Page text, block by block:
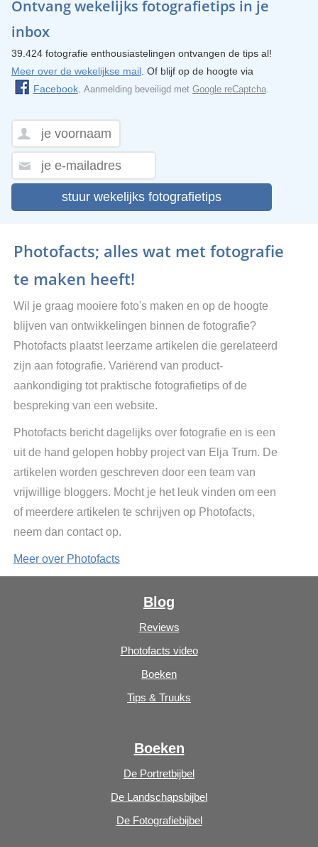
Ontvang wekelijks fotografietips in je
inbox
39.424 fotografie enthousiastelingen ontvangen de tips al!
Meer over de wekelijkse mail. Of blijf op de hoogte via
Facebook. Aanmelding beveiligd met Google reCaptcha.
stuur wekelijks fotografietips
Photofacts; alles wat met fotografie
te maken heeft!
Wil je graag mooiere foto's maken en op de hoogte
blijven van ontwikkelingen binnen de fotografie?
Photofacts plaatst leerzame artikelen die gerelateerd
zijn aan fotografie. Variërend van product-
aankondiging tot praktische fotografietips of de
bespreking van een website.
Photofacts bericht dagelijks over fotografie en is een
uit de hand gelopen hobby project van Elja Trum. De
artikelen worden geschreven door een team van
vrijwillige bloggers. Mocht je het leuk vinden om een
of meerdere artikelen te schrijven op Photofacts,
neem dan contact op.
Meer over Photofacts
Blog
Reviews
Photofacts video
Boeken
Tips & Truuks
Boeken
De Portretbijbel
De Landschapsbijbel
De Fotografiebijbel